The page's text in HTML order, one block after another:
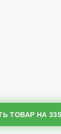
ТОВАР НА